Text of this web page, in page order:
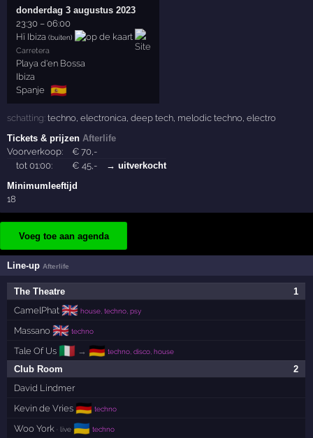
donderdag 3 augustus 2023
23:30 –06:00
Hï Ibiza (buiten)
Carretera
Playa d'en Bossa
Ibiza
Spanje
🇪🇸
schatting:techno ,electronica ,deep tech melodic techno ,electro
Tickets & prijzen Afterlife
Voorverkoop:
€70 ,-
tot 01:00:
€ 45 ,-
→ uitverkocht
Minimumleeftijd
18
Voeg toe aan agenda
Line-up Afterlife
1
The Theatre
CamelPhat 🇬🇧 house, techno, psy
Massano 🇬🇧 techno
Tale Of Us 🇮🇹 → 🇩🇪 techno, disco, house
2
Club Room
David Lindmer
Kevin de Vries 🇩🇪 techno
Woo York · live 🇺🇦 techno